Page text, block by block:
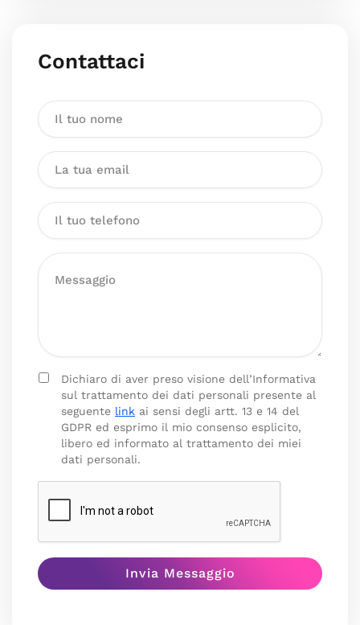
Contattaci
Dichiaro di aver preso visione dell’Informativa
sul trattamento dei dati personali presente al
seguente link ai sensi degli artt. 13 e 14 del
GDPR ed esprimo il mio consenso esplicito,
libero ed informato al trattamento dei miei
dati personali.